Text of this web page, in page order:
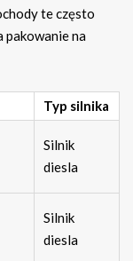
te często
pakowanie na
Typ silnika
Silnik
diesla
Silnik
diesla